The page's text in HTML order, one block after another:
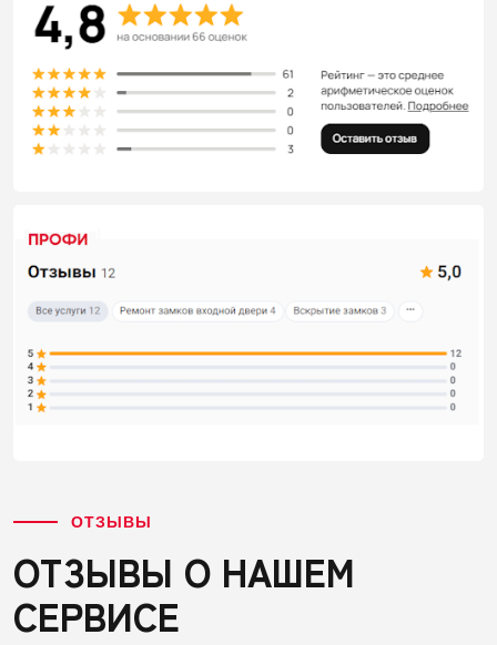
ОТЗЫВЫ
ОТЗЫВЫ О НАШЕМ
СЕРВИСЕ